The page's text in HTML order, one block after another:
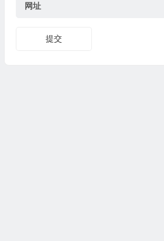
网址
提交